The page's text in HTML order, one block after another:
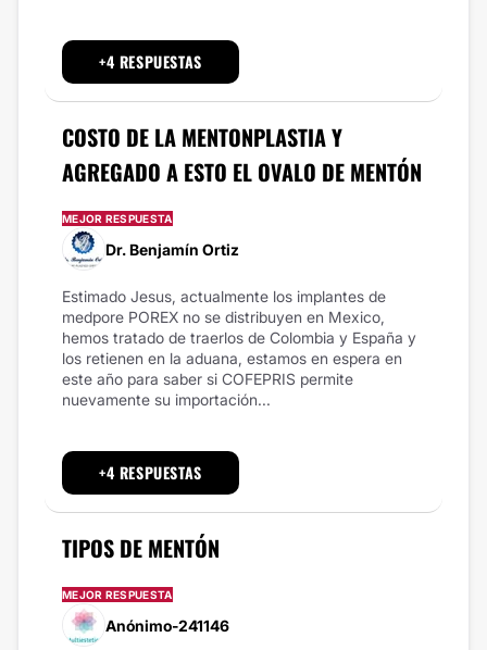
+4 RESPUESTAS
COSTO DE LA MENTONPLASTIA Y
MEJOR RESPUESTA
Dr. Benjamín Ortiz
Estimado Jesus, actualmente los implantes de
medpore POREX no se distribuyen en Mexico,
hemos tratado de traerlos de Colombia y España y
los retienen en la aduana, estamos en espera en
este año para saber si COFEPRIS permite
nuevamente su importación...
+4 RESPUESTAS
TIPOS DE MENTÓN
MEJOR RESPUESTA
Anónimo-241146